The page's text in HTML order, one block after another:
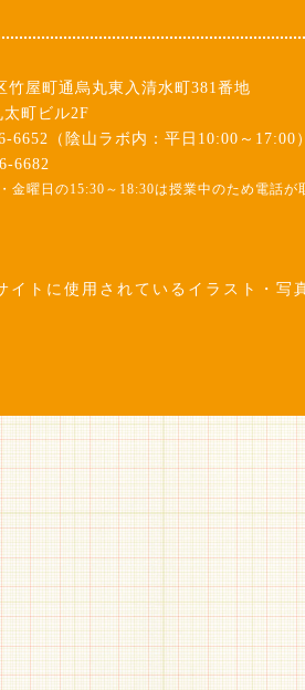
竹屋町通烏丸東入清水町381番地
町ビル2F
6652（陰山ラボ内：平日10:00～17:00
6682
金曜日の15:30～18:30は授業中のため電話
イトに使用されているイラスト・写